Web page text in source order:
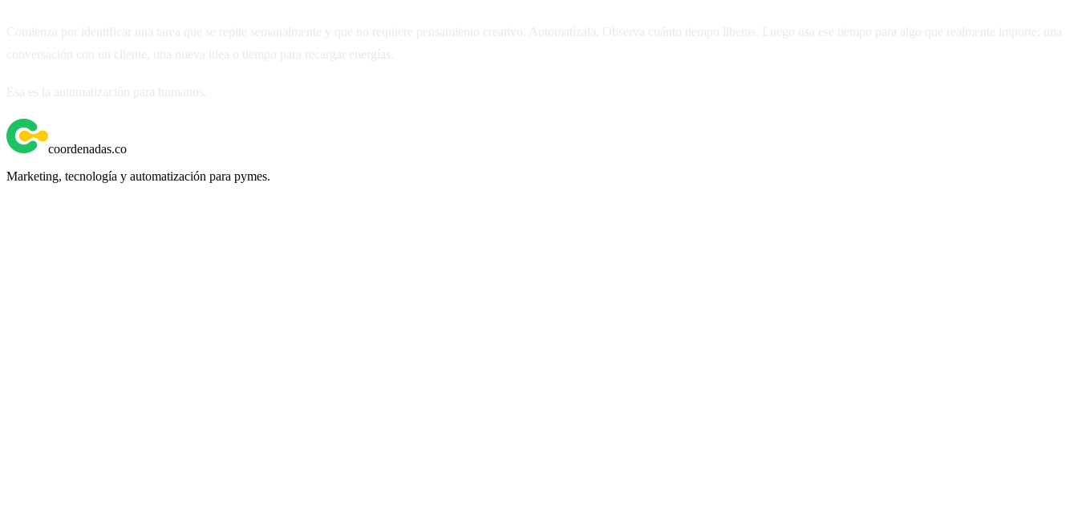
Comienza por identificar una tarea que se repite semanalmente y que no requiere pensamiento creativo. Automatízala. Observa cuánto tiempo liberas. Luego usa ese tiempo para algo que realmente importe: una
conversación con un cliente, una nueva idea o tiempo para recargar energías.
Esa es la automatización para humanos.
coordenadas.co
Marketing, tecnología y automatización para pymes.